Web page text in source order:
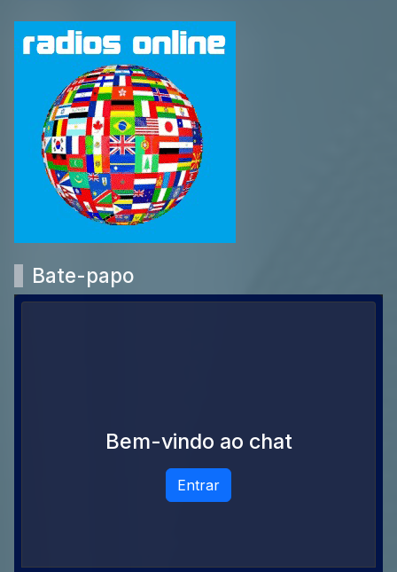
Bate-papo
Bem-vindo ao chat
Entrar